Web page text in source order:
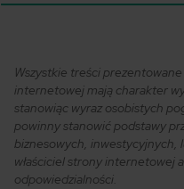
Wszystkie treści
internetowej mają charakter
stanowiąc wyraz osobistych
powinny stanowić podstawy
biznesowych, inwestycyjnych,
właściciel strony internetowej
odpowiedzialności.